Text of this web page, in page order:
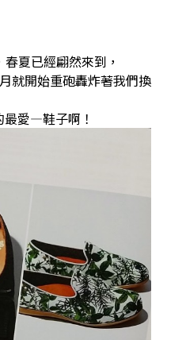
夏已經翩然來到，
就開始重砲轟炸著我們換
愛—鞋子啊！